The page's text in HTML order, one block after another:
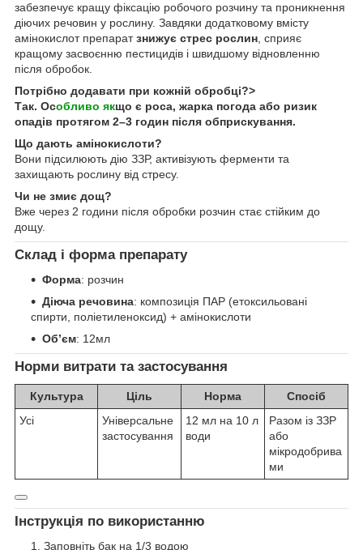
забезпечує кращу фіксацію робочого розчину та проникнення
діючих речовин у рослину. Завдяки додатковому вмісту
амінокислот препаратзнижує стрес рослин, сприяє
кращому засвоєнню пестицидів і швидшому відновленню
після обробок.
Потрібно додавати при кожній обробці?>
Так. Особливо якщо є роса, жарка погода або ризик
опадів протягом 2–3 годин після обприскування.
Що дають амінокислоти?
Вони підсилюють дію ЗЗР, активізують ферменти та
захищають рослину від стресу.
Чи не змиє дощ?
Вже через 2 години після обробки розчин стає стійким до
дощу.
Склад і форма препарату
Форма: розчин
Діюча речовина: композиція ПАР (етоксильовані
спирти, поліетиленоксид) + амінокислоти
Об’єм: 12мл
Норми витрати та застосування
Культура Ціль Норма
Спосіб
Усі
Універсальне
застосування
12 мл на 10 л
води
Разом із ЗЗР
або
мікродобрива
ми
Інструкція по використанню
Заповніть бак на 1/3 водою